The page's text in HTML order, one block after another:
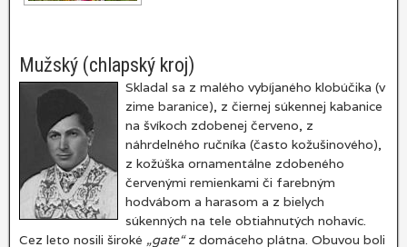
Mužský (chlapský kroj)
Skladal sa z malého vybíjaného klobúčika (v
zime baranice), z čiernej súkennej kabanice
na švíkoch zdobenej červeno, z
náhrdelného ručníka (často kožušinového),
z kožúška ornamentálne zdobeného
červenými remienkami či farebným
hodvábom a harasom a z bielych
súkenných na tele obtiahnutých nohavíc.
Cez leto nosili široké „gate“z domáceho plátna. Obuvou boli